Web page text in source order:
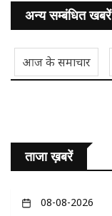
अन्य सम्बंधित खबरें
आज के समाचार
ताजा ख़बरें
08-08-2026